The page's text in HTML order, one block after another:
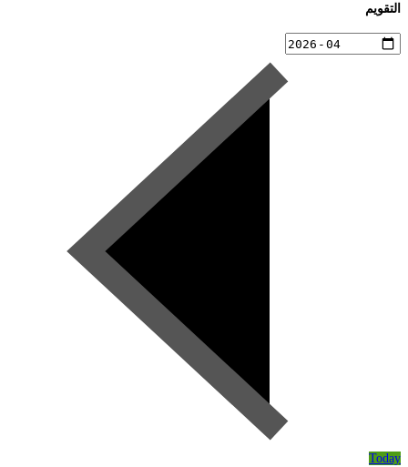
التقويم
Today